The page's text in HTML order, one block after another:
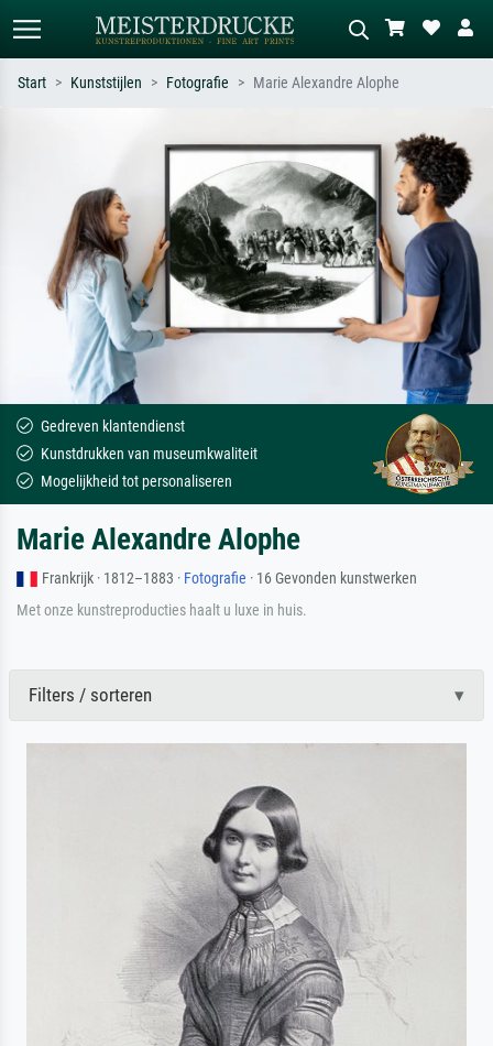
Zoek op kunstenaar, titel of stijl – bijv.
Monet, Sterrennacht, impressionisme,
Hokusai-golf, naakt.
Beschrijf de scène – bijv. groene
weide, abstract met veel rood, donker
olieverfschilderij, staand naakt naast
een boom.
Start Kunststijlen Fotografie Marie Alexandre Alophe
Gedreven klantendienst
Kunstdrukken van museumkwaliteit
Mogelijkheid tot personaliseren
Marie Alexandre Alophe
Frankrijk · 1812–1883 · Fotografie · 16 Gevonden kunstwerken
Met onze kunstreproducties haalt u luxe in huis.
Filters / sorteren